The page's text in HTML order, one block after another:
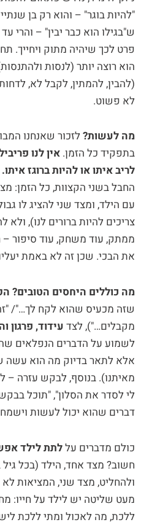
"להיות בוגר" – והוא רק בן
ש"בגילו הוא כבר יבין" – והרי
פרט לכך שיהיה מתוק ויחייך.
הוא רוצה יותר (לנסות
(להבין, להמתין, לקבל לא,
לא פשוט.
מה לעשות? לזכור שאנחנו
בתפקיד כל הזמן. אין לנו
לריב איתו או להיות ברוגז איתו.
החבל בשני הקצוות, כל הזמן:
עם הילד, ומצד שני להציג לו
צריכים להיות ברורים לנו),
ממתק, עוד משחק, עוד סיפור –
את הבכי. שכן זה לא באמת
מה כוללים היחסים הטובים?
שזה מכעיס שהוא לקח לך…"/
מקבלים…"), לצד עידוד, פרגון
לשמוע על הדברים הנפלאים
אלא לתאר בדיוק מה הוא עשה
מאיתנו). בנוסף, לבקש עזרה –
לי לסדר את הסלון", "תוכל
דברים שהוא יכול לעשות וישמח
כולם מדברים עללתת לילד
חשוב? מצד אחד, הילד (בכל גיל
ולהחליט, מצד שני, המציאות
מעט שליטה יש לילד על חייו:
ללכת, מה לאכול ומתי ללכת